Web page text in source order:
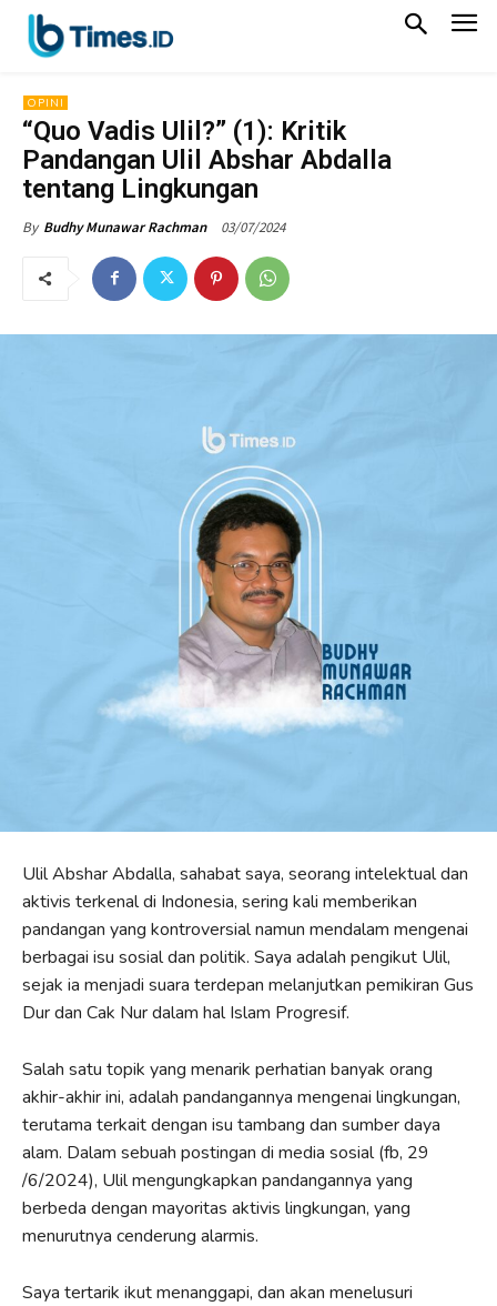
OPINI
“Quo Vadis Ulil?” (1): Kritik
Pandangan Ulil Abshar Abdalla
tentang Lingkungan
By Budhy Munawar Rachman 03/07/2024
Ulil Abshar Abdalla, sahabat saya, seorang intelektual dan
aktivis terkenal di Indonesia, sering kali memberikan
pandangan yang kontroversial namun mendalam mengenai
berbagai isu sosial dan politik. Saya adalah pengikut Ulil,
sejak ia menjadi suara terdepan melanjutkan pemikiran Gus
Dur dan Cak Nur dalam hal Islam Progresif.
Salah satu topik yang menarik perhatian banyak orang
akhir-akhir ini, adalah pandangannya mengenai lingkungan,
terutama terkait dengan isu tambang dan sumber daya
alam. Dalam sebuah postingan di media sosial (fb, 29
/6/2024), Ulil mengungkapkan pandangannya yang
berbeda dengan mayoritas aktivis lingkungan, yang
menurutnya cenderung alarmis.
Saya tertarik ikut menanggapi, dan akan menelusuri